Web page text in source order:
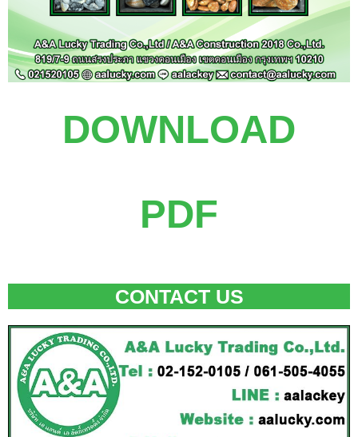
DOWNLOAD
PDF
CONTACT US